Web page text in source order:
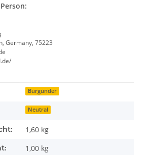
Germany, 75223
Burgunder
Neutral
1,60 kg
1,00 kg